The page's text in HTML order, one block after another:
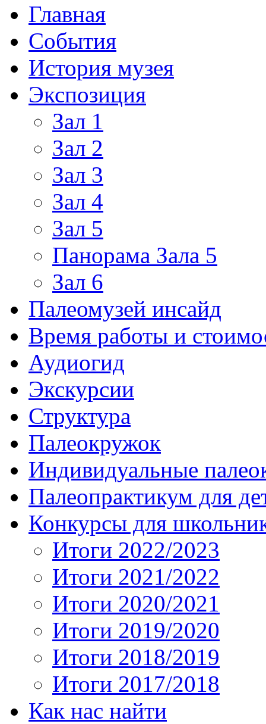
Главная
События
История музея
Экспозиция
Зал 1
Зал 2
Зал 3
Зал 4
Зал 5
Панорама Зала 5
Зал 6
Палеомузей инсайд
Время работы и
Аудиогид
Экскурсии
Структура
Палеокружок
Индивидуальные
Палеопрактикум для
Конкурсы для
Итоги 2022/2023
Итоги 2021/2022
Итоги 2020/2021
Итоги 2019/2020
Итоги 2018/2019
Итоги 2017/2018
Как нас найти